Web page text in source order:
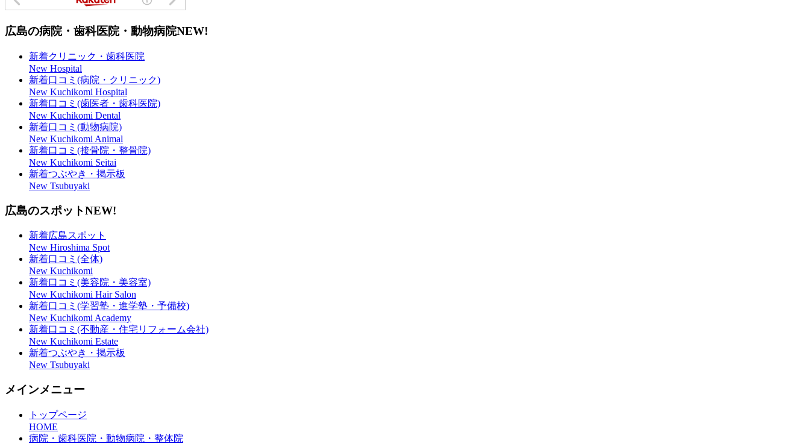
広島の病院・歯科医院・動物病院NEW!
新着クリニック・歯科医院
New Hospital
新着口コミ(病院・クリニック)
New Kuchikomi Hospital
新着口コミ(歯医者・歯科医院)
New Kuchikomi Dental
新着口コミ(動物病院)
New Kuchikomi Animal
新着口コミ(接骨院・整骨院)
New Kuchikomi Seitai
新着つぶやき・掲示板
New Tsubuyaki
広島のスポットNEW!
新着広島スポット
New Hiroshima Spot
新着口コミ(全体)
New Kuchikomi
新着口コミ(美容院・美容室)
New Kuchikomi Hair Salon
新着口コミ(学習塾・進学塾・予備校)
New Kuchikomi Academy
新着口コミ(不動産・住宅リフォーム会社)
New Kuchikomi Estate
新着つぶやき・掲示板
New Tsubuyaki
メインメニュー
トップページ
HOME
病院・歯科医院・動物病院・整体院